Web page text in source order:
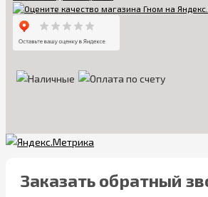
Заказать обратный